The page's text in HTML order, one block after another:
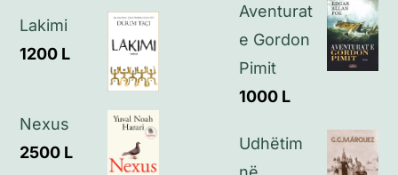
Lakimi
1200 L
Nexus
2500 L
Aventurat
e Gordon
Pimit
1000 L
Udhëtim